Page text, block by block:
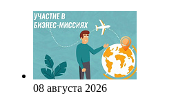
08 августа 2026